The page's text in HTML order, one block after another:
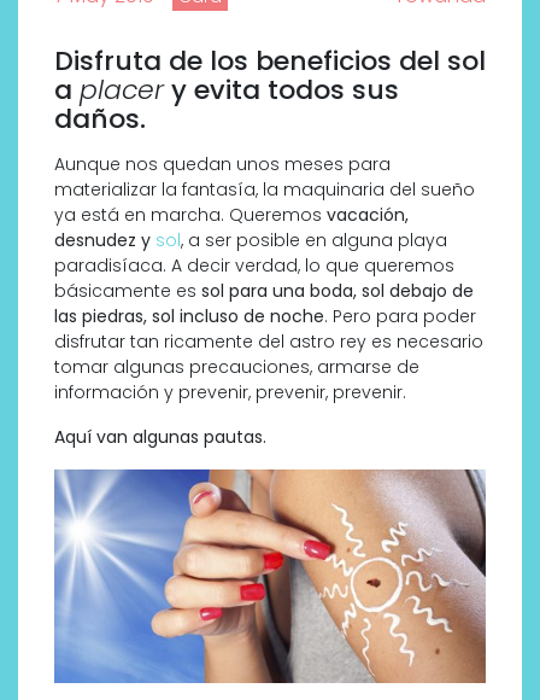
Disfruta de los beneficios del sol
a placery evita todos sus
daños.
Aunque nos quedan unos meses para
materializar la fantasía, la maquinaria del sueño
ya está en marcha. Queremos vacación,
desnudez y sol, a ser posible en alguna playa
paradisíaca. A decir verdad, lo que queremos
básicamente es sol para una boda, sol debajo de
las piedras, sol incluso de noche. Pero para poder
disfrutar tan ricamente del astro rey es necesario
tomar algunas precauciones, armarse de
información y prevenir, prevenir, prevenir.
Aquí van algunas pautas.